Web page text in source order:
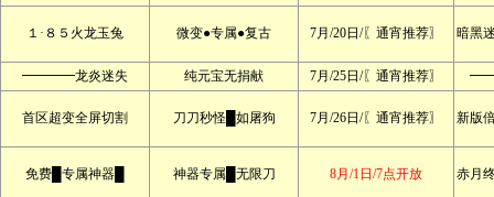
１·８５火龙玉兔 微变●专属●复古 7月/20日/〖通宵推荐〗 暗黑
━━━━龙炎迷失 纯元宝无捐献 7月/25日/〖通宵推荐〗 ━━
首区超变全屏切割 刀刀秒怪█如屠狗 7月/26日/〖通宵推荐〗 新版
免费█专属神器█ 神器专属█无限刀 8月/1日/7点开放 赤月